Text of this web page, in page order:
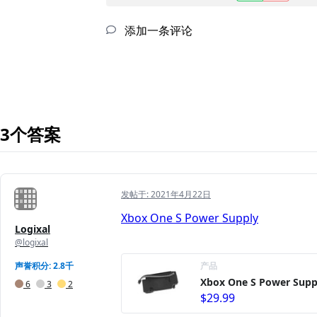
添加一条评论
3个答案
Logixal
@logixal
声誉积分: 2.8千
6
3 2
发帖于:2021年4月22日
Xbox One S Power Supply
产品
Xbox One S Power
$29.99